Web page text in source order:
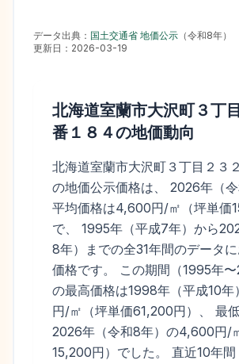
データ出典： 国土交通省 地価公示 （令和8年）
更新日： 2026-03-19
北海道室蘭市大沢町３丁
番１８４の地価動向
北海道室蘭市大沢町３丁目２３
の地価公示価格は、 2026年（
平均価格は4,600円/㎡（坪単価
で、 1995年（平成7年）から
8年）までの全31年間のデータ
価格です。 この期間（1995年〜
の最高価格は1998年（平成10年
円/㎡（坪単価61,200円）、 最
2026年（令和8年）の4,600円/
15,200円）でした。 直近10年